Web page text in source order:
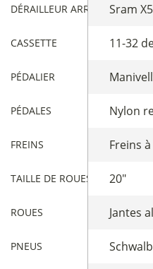
DÉRAILLEUR ARRIÈRESram
CASSETTE 11-32
PÉDALIER
PÉDALES Nylon
FREINS Freins
TAILLE DE ROUES 20"
ROUES Jantes
PNEUS